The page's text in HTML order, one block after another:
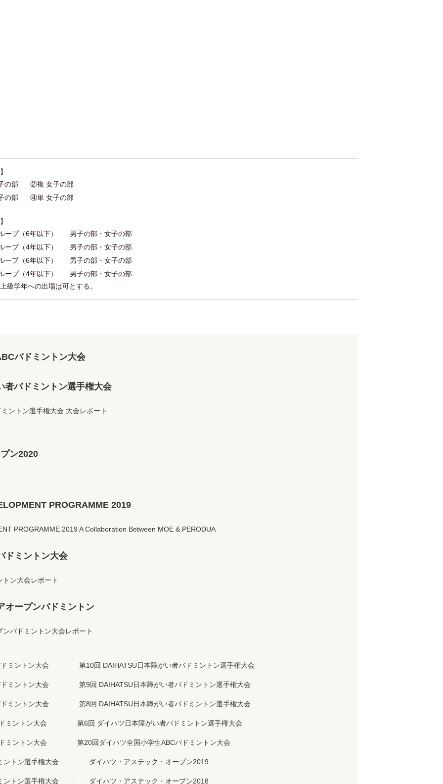
の部
②複 女子の部
の部
④単 女子の部
ープ（6年以下）
男子の部・女子の部
ープ（4年以下）
男子の部・女子の部
ープ（6年以下）
男子の部・女子の部
ープ（4年以下）
男子の部・女子の部
級学年への出場は可とする。
バドミントン大会
者バドミントン選手権大会
ントン選手権大会 大会レポート
ン2020
PROGRAMME 2019
PROGRAMME 2019 A Collaboration Between MOE & PERODUA
ドミントン大会
ン大会レポート
オープンバドミントン
バドミントン大会レポート
ミントン大会 第10回 DAIHATSU日本障がい者バドミントン選手権大会
ミントン大会 第9回 DAIHATSU日本障がい者バドミントン選手権大会
ミントン大会 第8回 DAIHATSU日本障がい者バドミントン選手権大会
ミントン大会 第6回 ダイハツ日本障がい者バドミントン選手権大会
ミントン大会 第20回ダイハツ全国小学生ABCバドミントン大会
ントン選手権大会 ダイハツ・アステック・オープン2019
ントン選手権大会 ダイハツ・アステック・オープン2018